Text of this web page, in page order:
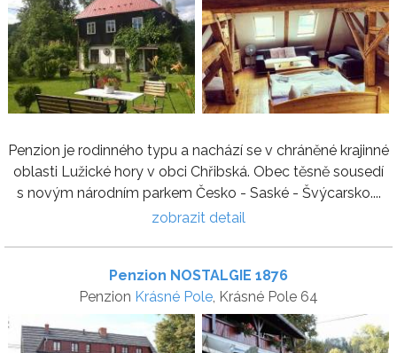
Penzion je rodinného typu a nachází se v chráněné krajinné
oblasti Lužické hory v obci Chřibská. Obec těsně sousedí
s novým národním parkem Česko - Saské - Švýcarsko....
zobrazit detail
Penzion NOSTALGIE 1876
Penzion Krásné Pole, Krásné Pole 64